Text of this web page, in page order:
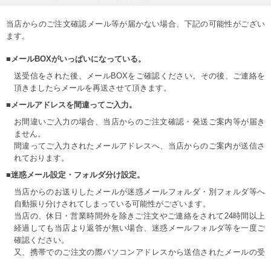
当店からのご注文確認メール等が届かない場合、下記の可能性がござい
ます。
■メールBOXがいっぱいになっている。
送受信をされた後、メールBOXをご確認ください。その後、ご連絡を
頂きましたらメールを再送させて頂きます。
■メールアドレスを間違ってご入力。
お間違いご入力の場合、当店からのご注文確認・発送ご案内等が届き
ません。
間違ってご入力されたメールアドレスへ、当店からのご案内が送信さ
れております。
■迷惑メール設定・フォルダ分け設定。
当店からのお送りしたメールが迷惑メールフォルダ・別フォルダ等へ
自動振り分けされてしまっている可能性がございます。
当店の、休日・営業時間外を除きご注文やご連絡をされて24時間以上
経過しても当店より返答が無い場合、迷惑メールフォルダ等を一度ご
確認ください。
又、携帯でのご注文の際パソコンアドレスから送信されたメールの受